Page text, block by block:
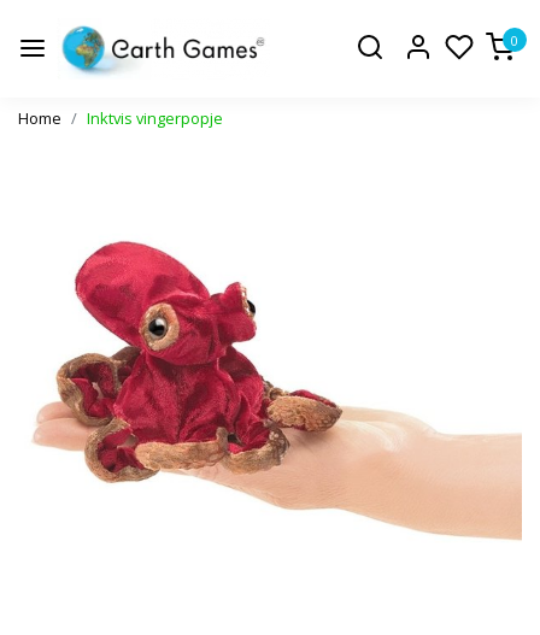
0
Home Inktvis vingerpopje